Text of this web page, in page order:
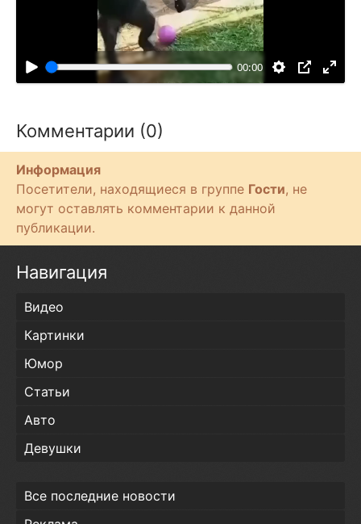
00:00
В
о
с
п
р
с
т
Комментарии (0)
Информация
Посетители, находящиеся в группе Гости, не
могут оставлять комментарии к данной
публикации.
Навигация
Видео
Картинки
Юмор
Статьи
Авто
Девушки
Все последние новости